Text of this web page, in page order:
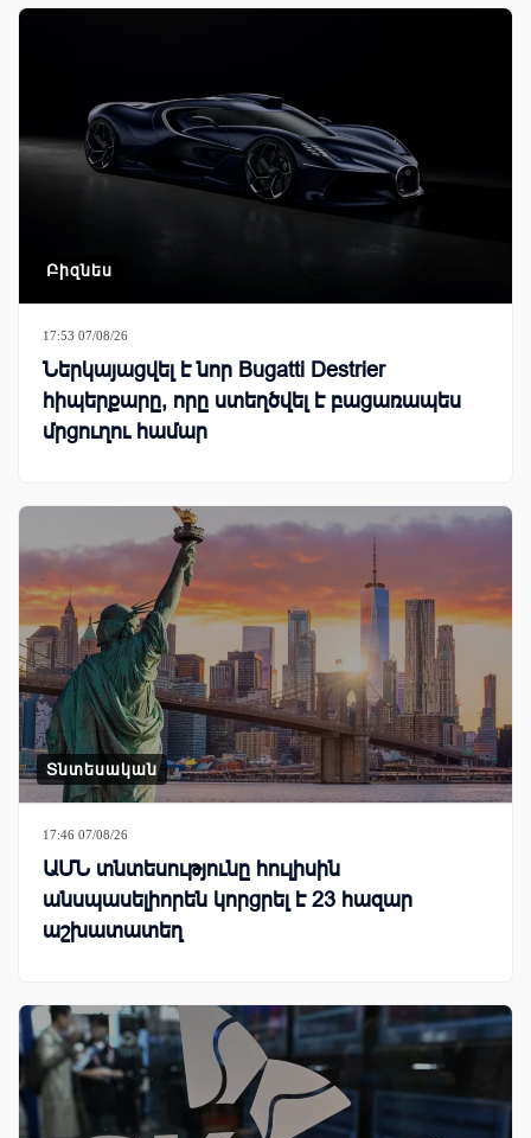
Բիզնես
17:53 07/08/26
Ներկայացվել է նոր Bugatti Destrier
հիպերքարը, որը ստեղծվել է բացառապես
մրցուղու համար
Տնտեսական
17:46 07/08/26
ԱՄՆ տնտեսությունը հուլիսին
անսպասելիորեն կորցրել է 23 հազար
աշխատատեղ